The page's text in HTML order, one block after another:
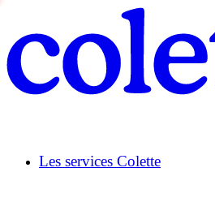
Les services Colette